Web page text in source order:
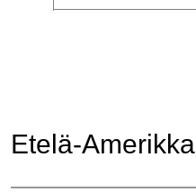
Etelä-Amerikka